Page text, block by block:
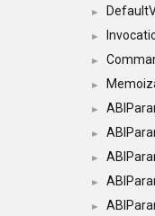
►
►
►
►
►
►
►
►
►